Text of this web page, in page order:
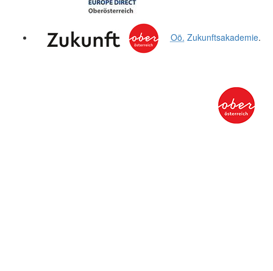
Oö. Zukunftsakademie.